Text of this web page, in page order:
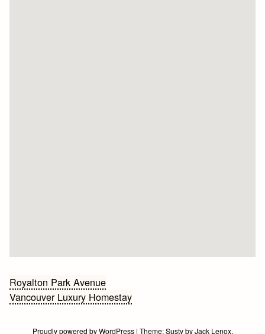
Bericht
navigatie
Royalton Park Avenue
Vancouver Luxury Homestay
Proudly powered by WordPress | Theme:SustybyJack Lenox.